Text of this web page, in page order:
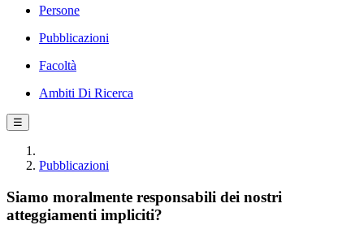
Persone
Pubblicazioni
Facoltà
Ambiti Di Ricerca
☰
Pubblicazioni
Siamo moralmente responsabili dei nostri
atteggiamenti impliciti?